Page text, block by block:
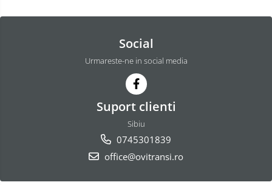
Social
Urmareste-ne in social media
Suport clienti
Sibiu
0745301839
office@ovitransi.ro